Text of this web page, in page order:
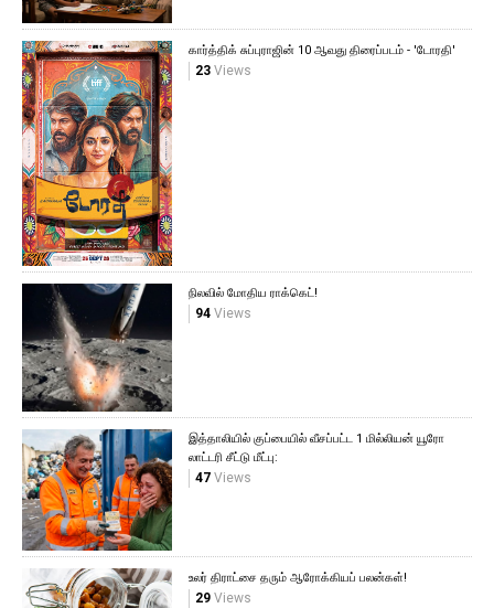
கார்த்திக் சுப்புராஜின் 10 ஆவது திரைப்படம் - 'டோரதி'
23Views
நிலவில் மோதிய ராக்கெட்!
94Views
இத்தாலியில் குப்பையில் வீசப்பட்ட 1 மில்லியன் யூரோ
லாட்டரி சீட்டு மீட்பு:
47Views
உலர் திராட்சை தரும் ஆரோக்கியப் பலன்கள்!
29Views